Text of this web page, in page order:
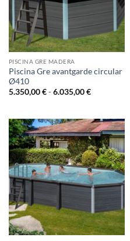
PISCINA GRE MADERA
Piscina Gre avantgarde circular
Ø410
5.350,00€ - 6.035,00€Rango
5.350,00 €
hasta
6.035,00 €